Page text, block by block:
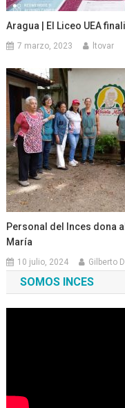
Aragua | El Liceo UEA
7 marzo, 2023 ltovar
Personal del Inces dona
María
10 julio, 2024 Gilberto
SOMOS INCES